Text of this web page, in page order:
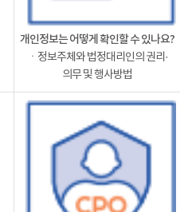
개인정보는 어떻게 확인할 수 있나요?
ㆍ정보주체와 법정대리인의 권리·
의무 및 행사방법